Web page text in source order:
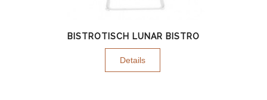
BISTROTISCH LUNAR BISTRO
Details